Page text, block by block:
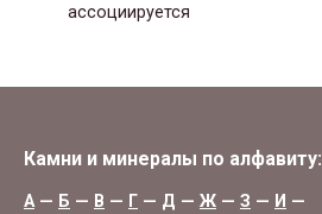
ассоциируется
Камни и минералы по алфавиту:
А— Б — В — Г — Д — Ж — З — И —